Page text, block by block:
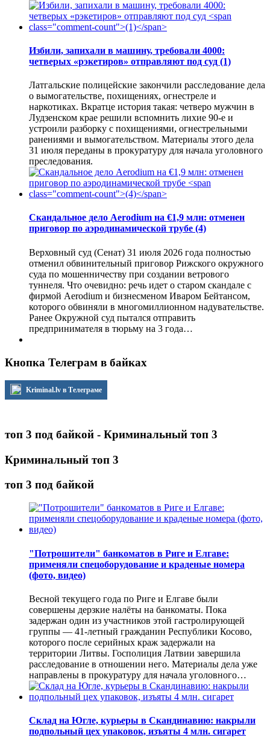
Избили, запихали в машину, требовали 4000:
четверых «рэкетиров» отправляют под суд (1)
Латгальские полицейские закончили расследование дела
о вымогательстве, похищениях, огнестреле и
наркотиках. Вкратце история такая: четверо мужчин в
Лудзенском крае решили вспомнить лихие 90-е и
устроили разборку с похищениями, огнестрельными
ранениями и вымогательством. Материалы этого дела
31 июля переданы в прокуратуру для начала уголовного
преследования.
Скандальное дело Aerodium на €1,9 млн: отменен
приговор по аэродинамической трубе (4)
Верховный суд (Сенат) 31 июля 2026 года полностью
отменил обвинительный приговор Рижского окружного
суда по мошенничеству при создании ветрового
туннеля. Что очевидно: речь идет о старом скандале с
фирмой Aerodium и бизнесменом Иваром Бейтансом,
которого обвиняли в многомиллионном надувательстве.
Ранее Окружной суд пытался отправить
предпринимателя в тюрьму на 3 года…
Кнопка Телеграм в байках
Kriminal.lv в Телеграме
топ 3 под байкой - Криминальный топ 3
Криминальный топ 3
топ 3 под байкой
"Потрошители" банкоматов в Риге и Елгаве:
применяли спецоборудование и краденые номера
(фото, видео)
Весной текущего года по Риге и Елгаве были
совершены дерзкие налёты на банкоматы. Пока
задержан один из участников этой гастролирующей
группы — 41-летный гражданин Республики Косово,
которого после серийных краж задержали на
территории Литвы. Госполиция Латвии завершила
расследование в отношении него. Материалы дела уже
направлены в прокуратуру для начала уголовного…
Склад на Югле, курьеры в Скандинавию: накрыли
подпольный цех упаковок, изъяты 4 млн. сигарет